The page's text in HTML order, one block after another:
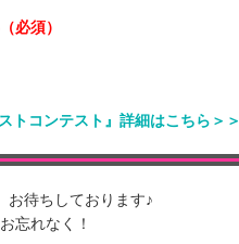
必須）
トコンテスト』詳細はこちら＞＞
お待ちしております♪
忘れなく！